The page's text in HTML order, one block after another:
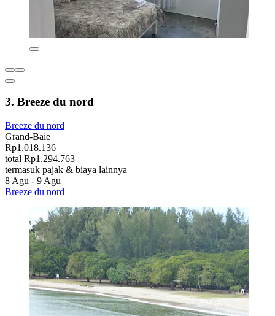
3. Breeze du nord
Breeze du nord
Grand-Baie
Rp1.018.136
total Rp1.294.763
termasuk pajak & biaya lainnya
8 Agu - 9 Agu
Breeze du nord